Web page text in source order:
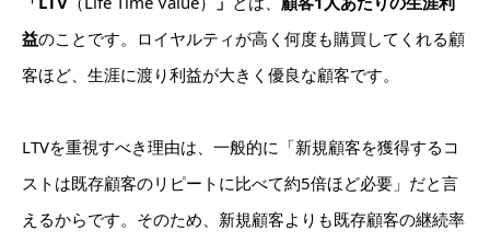
益のこと です。 ロイヤルティが高く何度も購買してくれる顧
客ほど、生涯に渡り利益が大きく優良な顧客です。
LTVを重視すべき理由は、一般的に「新規顧客を獲得するコ
ストは既存顧客のリピートに比べて約5倍ほど必要」だと言
えるからです。そのため、新規顧客よりも既存顧客の継続率